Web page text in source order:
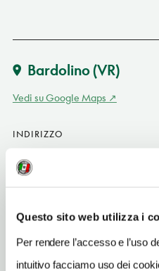
Questo sito web utilizza i
Per rendere l’accesso e l’uso
intuitivo facciamo uso dei
Bardolino(VR)
Vedi su Google Maps
INDIRIZZO
lungolago Cipriani - 37011
Bardolino (VR)
SITO WEB
INDIRIZZO EMAIL